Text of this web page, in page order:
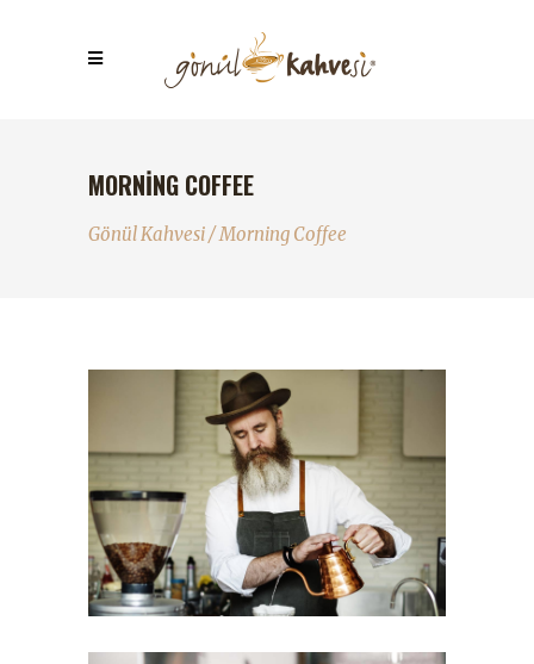
MORNING COFFEE
Gönül Kahvesi/Morning Coffee